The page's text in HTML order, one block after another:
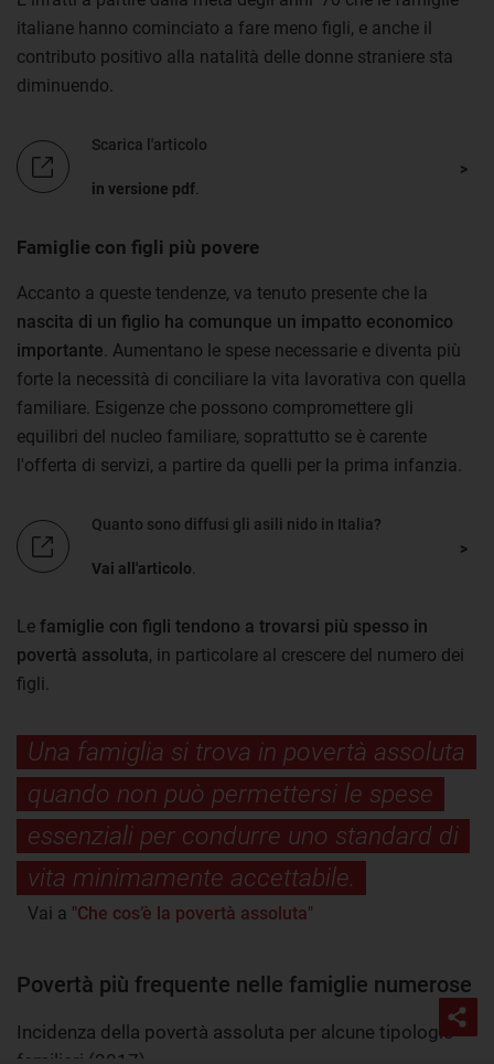
italiane hanno cominciato a fare meno figli, e anche il
contributo positivo alla natalità delle donne straniere sta
diminuendo.
Scarica l'articolo
in versione pdf.
Famiglie con figli più povere
Accanto a queste tendenze, va tenuto presente che la
nascita di un figlio ha comunque un impatto economico
importante. Aumentano le spese necessarie e diventa più
forte la necessità di conciliare la vita lavorativa con quella
familiare. Esigenze che possono compromettere gli
equilibri del nucleo familiare, soprattutto se è carente
l'offerta di servizi, a partire da quelli per la prima infanzia.
Quanto sono diffusi gli asili nido in Italia?
Vai all'articolo.
Le famiglie con figli tendono a trovarsi più spesso in
povertà assoluta, in particolare al crescere del numero dei
figli.
Una famiglia si trova in povertà assoluta
quando non può permettersi le spese
essenziali per condurre uno standard di
vita minimamente accettabile.
Vai a "Che cos’è la povertà assoluta"
Povertà più frequente nelle famiglie numerose
Incidenza della povertà assoluta per alcune tipologie